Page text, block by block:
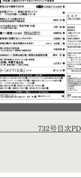
732号目次